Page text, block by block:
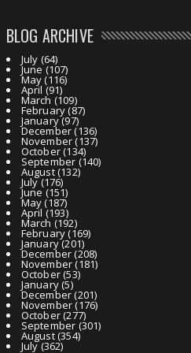
BLOG ARCHIVE
July (64)
June(107)
May(116)
April (91)
March (109)
February(87)
January(97)
December(136)
November(137)
October(134)
September (140)
August(132)
July(176)
June(151)
May(187)
April (193)
March (192)
February(169)
January(201)
December(208)
November(181)
October(53)
January(5)
December(201)
November(176)
October(277)
September (301)
August(354)
July(362)